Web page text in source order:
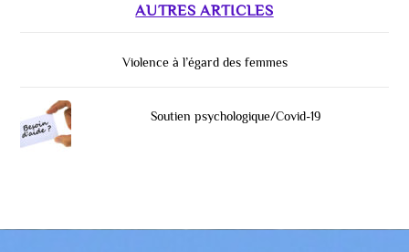
AUTRES ARTICLES
Violence à l’égard des femmes
Soutien psychologique/Covid-19